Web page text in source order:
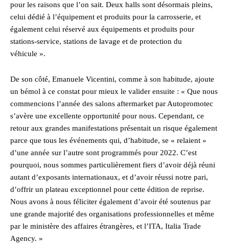
pour les raisons que l’on sait. Deux halls sont désormais pleins,
celui dédié à l’équipement et produits pour la carrosserie, et
également celui réservé aux équipements et produits pour
stations-service, stations de lavage et de protection du
véhicule ».
De son côté, Emanuele Vicentini, comme à son habitude, ajoute
un bémol à ce constat pour mieux le valider ensuite : « Que nous
commencions l’année des salons aftermarket par Autopromotec
s’avère une excellente opportunité pour nous. Cependant, ce
retour aux grandes manifestations présentait un risque également
parce que tous les événements qui, d’habitude, se « relaient »
d’une année sur l’autre sont programmés pour 2022. C’est
pourquoi, nous sommes particulièrement fiers d’avoir déjà réuni
autant d’exposants internationaux, et d’avoir réussi notre pari,
d’offrir un plateau exceptionnel pour cette édition de reprise.
Nous avons à nous féliciter également d’avoir été soutenus par
une grande majorité des organisations professionnelles et même
par le ministère des affaires étrangères, et l’ITA, Italia Trade
Agency. »